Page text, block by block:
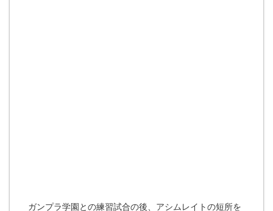
ガンプラ学園との練習試合の後、アシムレイトの短所を